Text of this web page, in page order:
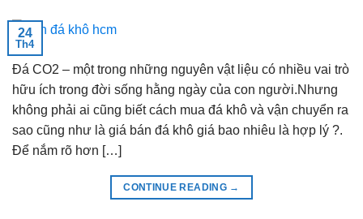
24
Th4
Đá CO2 – một trong những nguyên vật liệu có nhiều vai trò
hữu ích trong đời sống hằng ngày của con người.Nhưng
không phải ai cũng biết cách mua đá khô và vận chuyển ra
sao cũng như là giá bán đá khô giá bao nhiêu là hợp lý ?.
Để nắm rõ hơn […]
CONTINUE READING →